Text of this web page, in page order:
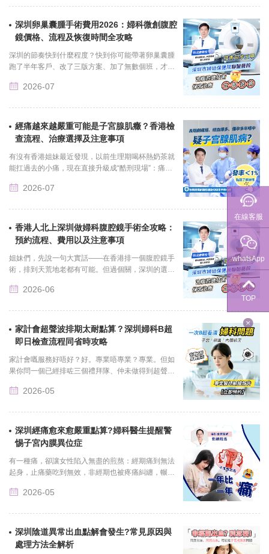
聯繫我們
深圳卵巢囊腫手術費用2026：婦科微創腹腔
鏡價格、流程及恢復時間全攻略
深圳的節奏快到什麼程度？快到你可能帶著卵巢囊腫
跑了半年客戶、改了三版方案、加了無數個班，才在
去看看那個東西了......
2026-07
經痛越來越嚴重可能是子宮腺肌癥？香港檢
查流程、治療選擇及注意事項
有沒有香港姐妹最近發現，以前生理期喝杯熱奶茶就
能扛過去的小痛，現在直接升級成“酷刑現場”：痛到
加到吃3粒都壓......
2026-07
香港人北上深圳做婦科腹腔鏡手術全攻略：
預約流程、費用以及注意事項
姐妹們，先說一句大實話——在香港排一個腹腔鏡手
術，排到天荒地老都有可能。但過個關，深圳的選擇
多醫院的設備比香......
2026-06
家計會超聲波排期太耐點算？深圳婦科B超
即日檢查流程同省時攻略
家計會嘅服務好唔好？好。專業唔專業？專業。但如
果你問一個已經排咗三個禮拜隊、仲未做得到超聲波
潰。...2026-05
深圳經痛愈來愈嚴重點算?婦科醫生提醒警
惕子宮內膜異位症
有一種痛，卻讓女性陷入無盡的煎熬：經期痛到無法
起身，止痛藥吃到無效，非經期也被疼痛糾纏，輾轉
常”。...2026-05
深圳陰道異常出血點解會發生?常見原因與
處理方法全解析
在線客服
whatsApp
TOP